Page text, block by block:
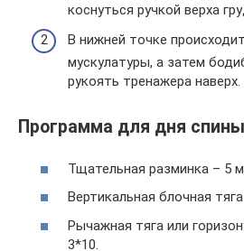
коснуться ручкой верха
В нижней точке
мускулатуры, а затем
рукоять тренажера наверх.
Программа для дня спины
Тщательная разминка – 5
Вертикальная блочная
Рычажная тяга или
3*10.